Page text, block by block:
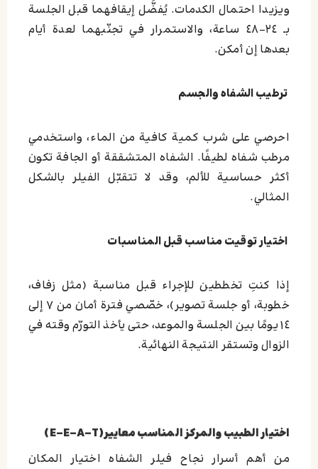
ويزيدا احتمال الكدمات. يُفضَّل إيقافهما قبل الجلسة
بـ ٢٤–٤٨ ساعة، والاستمرار في تجنّبهما لعدة أيام
بعدها إن أمكن.
ترطيب الشفاه والجسم
احرصي على شرب كمية كافية من الماء، واستخدمي
مرطب شفاه لطيفًا. الشفاه المتشققة أو الجافة تكون
أكثر حساسية للألم، وقد لا تتقبّل الفيلر بالشكل
المثالي.
اختيار توقيت مناسب قبل المناسبات
إذا كنتِ تخططين للإجراء قبل مناسبة (مثل زفاف،
خطوبة، أو جلسة تصوير)، خصّصي فترة أمان من ٧ إلى
١٤ يومًا بين الجلسة والموعد، حتى يأخذ التورّم وقته في
الزوال وتستقر النتيجة النهائية.
اختيار الطبيب والمركز المناسب معايير(E-E-A-T)
من أهم أسرار نجاح فيلر الشفاه اختيار المكان